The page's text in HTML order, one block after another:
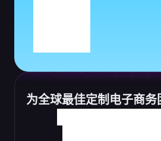
为全球最佳定制电子商务